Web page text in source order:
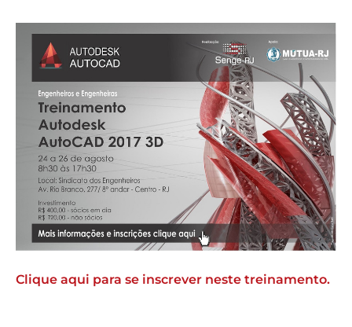
Clique aqui para se inscrever neste treinamento.